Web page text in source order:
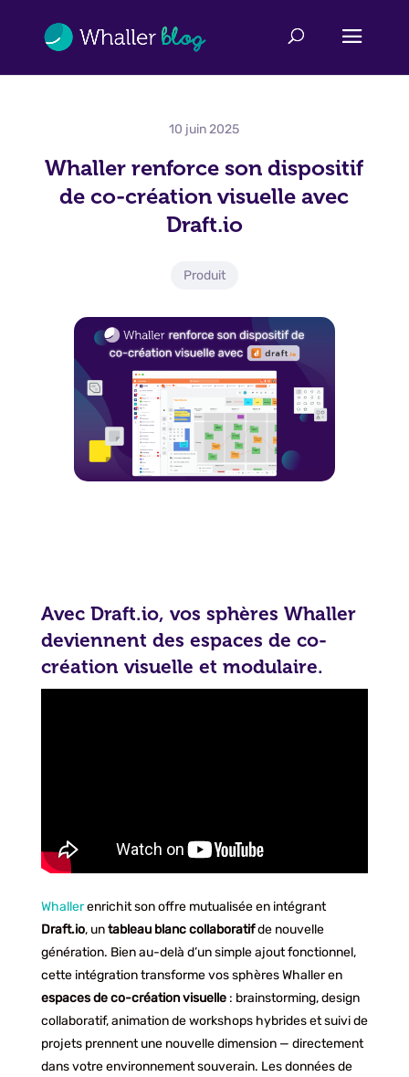
10 juin 2025
Whaller renforce son dispositif
de co-création visuelle avec
Draft.io
Produit
Avec Draft.io, vos sphères Whaller
deviennent des espaces de co-
création visuelle et modulaire.
Whallerenrichit son offre mutualisée en intégrant
Draft.io, untableau blanccollaboratifde nouvelle
génération. Bien au-delà d’un simple ajout fonctionnel,
cette intégration transforme vos sphères Whaller en
espaces de co-création visuelle: brainstorming, design
collaboratif, animation de workshops hybrides et suivi de
projets prennent une nouvelle dimension — directement
dans votre environnement souverain. Les données de